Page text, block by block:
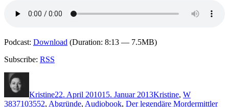
Podcast: Download (Duration: 8:13 — 7.5MB)
Subscribe: RSS
Kristine22. April 201015. Januar 2013Kristine, W
3837103552, Abgründe, Audiobook, Der legendäre Mordermittler